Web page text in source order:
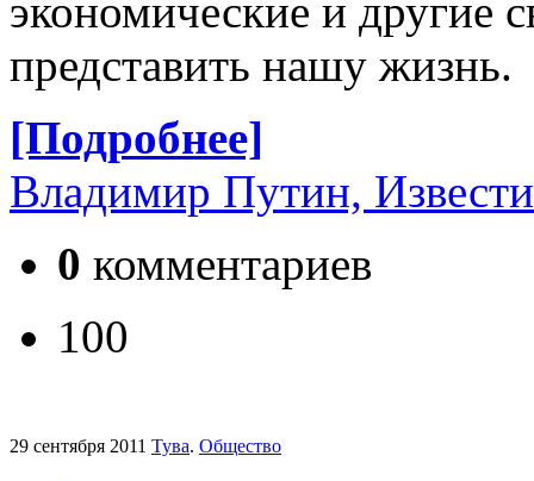
экономические и другие
представить нашу жизнь.
[Подробнее]
Владимир Путин,
0 комментариев
100
29 сентября 2011 Тува. Общество